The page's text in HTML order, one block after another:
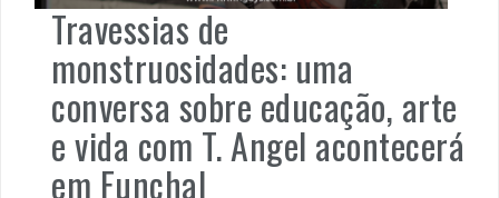
Travessias de
monstruosidades: uma
conversa sobre educação, arte
e vida com T. Angel acontecerá
em Funchal